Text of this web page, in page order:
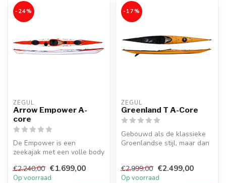
-24%
ZEGUL
Arrow Empower A-
core
De Empower is een
zeekajak met een volle body
en exped...
€2.240,00 €1.699,00
Op voorraad
-17%
ZEGUL
Greenland T A-Core
Gebouwd als de klassieke
Groenlandse stijl, maar dan
€2.999,00 €2.499,00
Op voorraad